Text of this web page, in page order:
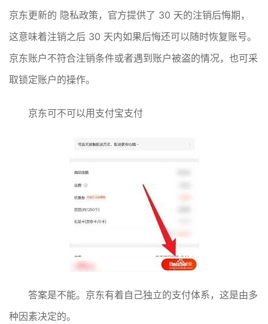
京东更新的 隐私政策，官方提供了 30 天的注销后悔期，
这意味着注销之后 30 天内如果后悔还可以随时恢复账号。
京东账户不符合注销条件或者遇到账户被盗的情况，也可采
取锁定账户的操作。
京东可不可以用支付宝支付
答案是不能。京东有着自己独立的支付体系，这是由多
种因素决定的。